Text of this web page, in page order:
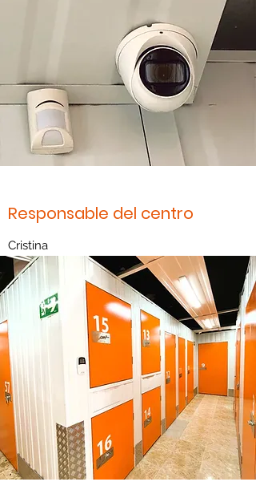
Responsable del centro
Cristina